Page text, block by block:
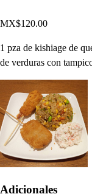
MX$120.00
1 pza de kishiage de
de verduras con
Adicionales